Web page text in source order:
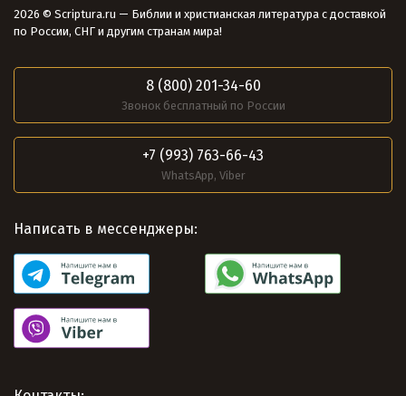
2026 © Scriptura.ru — Библии и христианская литература с доставкой
по России, СНГ и другим странам мира!
8 (800) 201-34-60
Звонок бесплатный по России
+7 (993) 763-66-43
WhatsApp, Viber
Написать в мессенджеры: